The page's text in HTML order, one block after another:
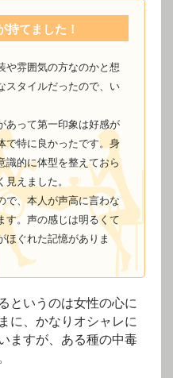
持てました！
や雰囲気の方なのかと想
スタイルだったので、い
あって第一印象は好感が
で特に良かったです。身
識的に体型を整えておら
えました。
で、本人が声高に言わな
す。声の感じは明るくて
ほぐれた記憶がありま
というのは女性の心に
に、かなりオシャレに
ますが、ある種の中毒